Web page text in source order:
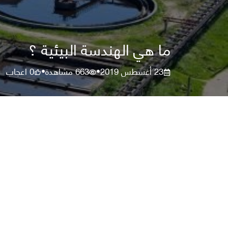
ما هي الهندسة البيئية ؟
23 أغسطس 2019 •
663مشاهدة•
0اعجاب